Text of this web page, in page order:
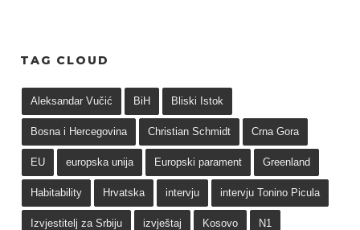
TAG CLOUD
Aleksandar Vučić BiH Bliski Istok
Bosna i Hercegovina Christian Schmidt Crna Gora
EU europska unija Europski parament Greenland
Habitability Hrvatska intervju intervju Tonino Picula
Izvjestitelj za Srbiju izvještaj Kosovo N1